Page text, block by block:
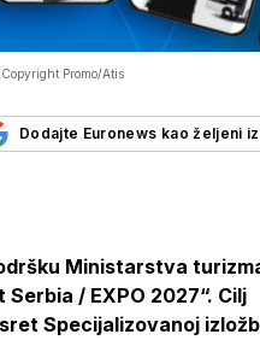
Copyright Promo/Atis
Dodajte Euronews kao željeni
Ministarstva
/ EXPO 2027“. Cilj
Specijalizovanoj